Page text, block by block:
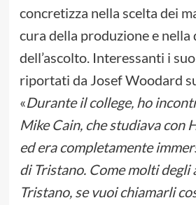
concretizza nella scelta dei
cura della produzione e nella
dell’ascolto. Interessanti i
riportati da Josef Woodard
«Durante il college, ho
Mike Cain, che studiava con
ed era completamente
di Tristano. Come molti degli
Tristano, se vuoi chiamarli